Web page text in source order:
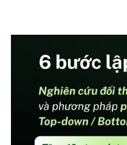
Sức khỏe
Dinh dưỡng - món ngon